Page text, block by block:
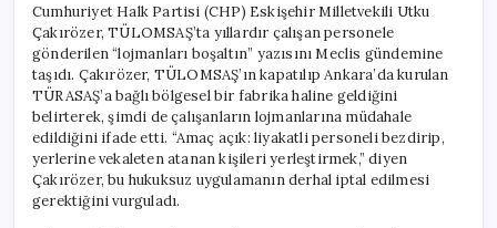
Cumhuriyet Halk Partisi (CHP) Eskişehir Milletvekili Utku
Çakırözer, TÜLOMSAŞ’ta yıllardır çalışan personele
gönderilen “lojmanları boşaltın” yazısını Meclis gündemine
taşıdı. Çakırözer, TÜLOMSAŞ’ın kapatılıp Ankara’da kurulan
TÜRASAŞ’a bağlı bölgesel bir fabrika haline geldiğini
belirterek, şimdi de çalışanların lojmanlarına müdahale
edildiğini ifade etti. “Amaç açık: liyakatli personeli bezdirip,
yerlerine vekaleten atanan kişileri yerleştirmek,” diyen
Çakırözer, bu hukuksuz uygulamanın derhal iptal edilmesi
gerektiğini vurguladı.